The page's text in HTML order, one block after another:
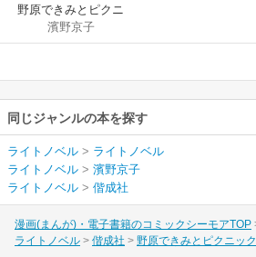
野原できみとピクニ
ック
濱野京子
同じジャンルの本を探す
ライトノベル > ライトノベル
ライトノベル > 濱野京子
ライトノベル > 偕成社
漫画(まんが)・電子書籍のコミックシーモアTOP
ライトノベル
偕成社 野原できみとピクニック